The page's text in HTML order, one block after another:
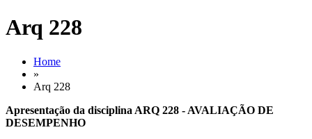
Arq 228
Home
»
Arq 228
Apresentação da disciplina ARQ 228 - AVALIAÇÃO DE
DESEMPENHO